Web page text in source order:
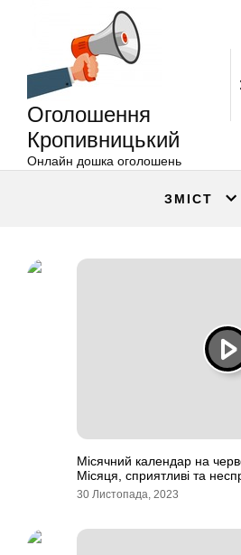
Оголошення
Кропивницький
Онлайн дошка оголошень
ЗМІСТ
Місячний календар на
Місяця, сприятливі та
30 Листопада, 2023